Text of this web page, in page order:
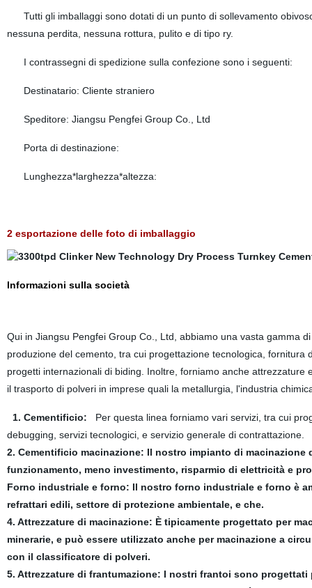
Tutti gli imballaggi sono dotati di un punto di sollevamento
nessuna perdita, nessuna rottura, pulito e di tipo ry.
I contrassegni di spedizione sulla confezione sono i seguenti:
Destinatario: Cliente straniero
Speditore: Jiangsu Pengfei Group Co., Ltd
Porta di destinazione:
Lunghezza*larghezza*altezza:
2 esportazione delle foto di imballaggio
Informazioni sulla società
Qui in Jiangsu Pengfei Group Co., Ltd, abbiamo una vasta gamma
produzione del cemento, tra cui progettazione tecnologica,
progetti internazionali di biding. Inoltre, forniamo anche
il trasporto di polveri in imprese quali la metallurgia, l'industria
1. Cementificio:
Per questa linea forniamo vari servizi, tra cui
debugging, servizi tecnologici, e servizio generale di contrattazione.
2. Cementificio macinazione: Il nostro impianto di
funzionamento, meno investimento, risparmio di elettricità e
Forno industriale e forno: Il nostro forno industriale e forno è
refrattari edili, settore di protezione ambientale, e che.
4. Attrezzature di macinazione: È tipicamente progettato per
minerarie, e può essere utilizzato anche per macinazione a
con il classificatore di polveri.
5. Attrezzature di frantumazione: I nostri frantoi sono